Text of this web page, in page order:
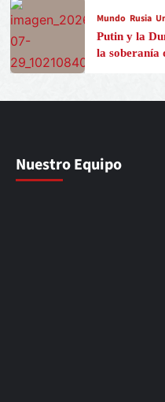
Mundo Rusia
Putin y la
la soberanía
Nuestro Equipo